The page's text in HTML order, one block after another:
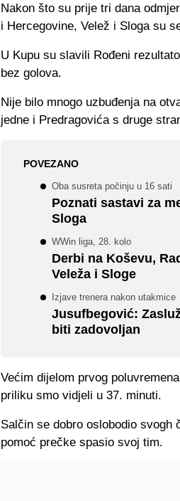
Nakon što su prije tri dana
i Hercegovine, Velež i Sloga su
U Kupu su slavili Rođeni
bez golova.
Nije bilo mnogo uzbuđenja na
jedne i Predragovića s druge
POVEZANO
Oba susreta počinju u 16 sati
Poznati sastavi za
Sloga
WWin liga, 28. kolo
Derbi na Koševu,
Veleža i Sloge
Izjave trenera nakon utakmice
Jusufbegović:
biti zadovoljan
Većim dijelom prvog
priliku smo vidjeli u 37. minuti.
Salčin se dobro oslobodio
pomoć prečke spasio svoj tim.